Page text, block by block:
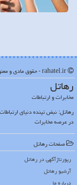
رهاتل
مخابرات و ارتباطات
رهاتل: نبض تپنده دنیای
در عرصه مخابرات
صفحات رهاتل
رپورتاژآگهی در رهاتل
آرشیو رهاتل